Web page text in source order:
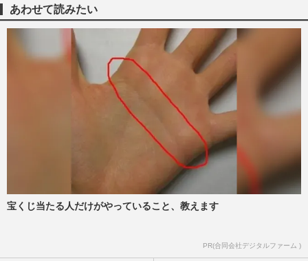
イスダンスでペア結成を発表！ ミラノ・
コルティナ五輪金メダリ…
週刊女性PRIME
宇野昌磨、アイスダンスチーム結成会見で
炸裂した“本田真凜愛”に「まるで婚約会
見」りくりゅうと異なる“…
週刊女性PRIME
【知って楽しい雑学】なぜ“ホワイトデ
ー”なの？日本独自のお返し文化、始まり
は老舗の「マシュマロデー」
週刊女性2026年3月17日号
【2026年】結婚しそうな芸能人カップル！
あわせて読みたい
宝くじ当たる人だけがやっていること、教えます
PR(合同会社デジタルファーム )